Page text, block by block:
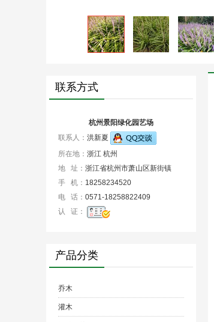
联系方式
杭州景阳绿化园艺场
联系人： 洪新夏
所在地： 浙江 杭州
地 址： 浙江省杭州市萧山区新街镇
手 机： 18258234520
电 话： 0571-18258822409
认 证：
产品分类
乔木
灌木